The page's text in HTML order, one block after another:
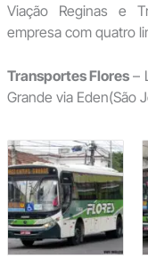
Viação Reginas e
empresa com quatro
Transportes Flores –
Grande via Eden(São